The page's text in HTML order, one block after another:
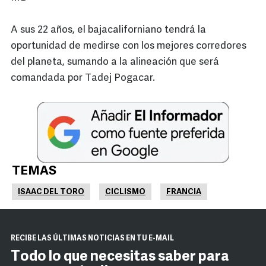
A sus 22 años, el bajacaliforniano tendrá la
oportunidad de medirse con los mejores corredores
del planeta, sumando a la alineación que será
comandada por Tadej Pogacar.
TEMAS
ISAAC DEL TORO CICLISMO FRANCIA
RECIBE LAS ÚLTIMAS NOTICIAS EN TU E-MAIL
Todo lo que necesitas saber para